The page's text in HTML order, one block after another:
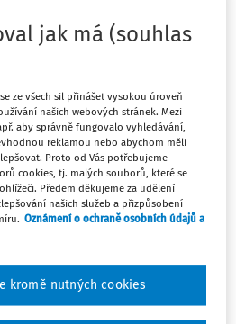
se vztahuje
v ust.
§ 81 až § 84 zákona č.
(dále jen „
zaměstnavatelů, jejichž
počet všech zaměstnanců
4 % osob se zdravotním
úvodu řečeno, tato povinnost se
ale pouze na ty,
počet zaměstnanců v
než 25,00.
zmíním výjimky –
jejichž zaměstnávání se tato
odpracované hodiny do
jak má (souhlas
ze všech sil přinášet vysokou úroveň
našich webových stránek. Mezi
aby správně fungovalo vyhledávání,
reklamou nebo abychom měli
Proto od Vás potřebujeme
cookies, tj. malých souborů, které se
Předem děkujeme za udělení
našich služeb a přizpůsobení
Oznámení o ochraně osobních údajů a
kromě nutných cookies